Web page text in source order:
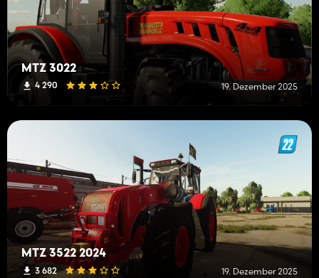
MTZ 3022
4 290 19. Dezember 2025
MTZ 3522 2024
3 682 19. Dezember 2025